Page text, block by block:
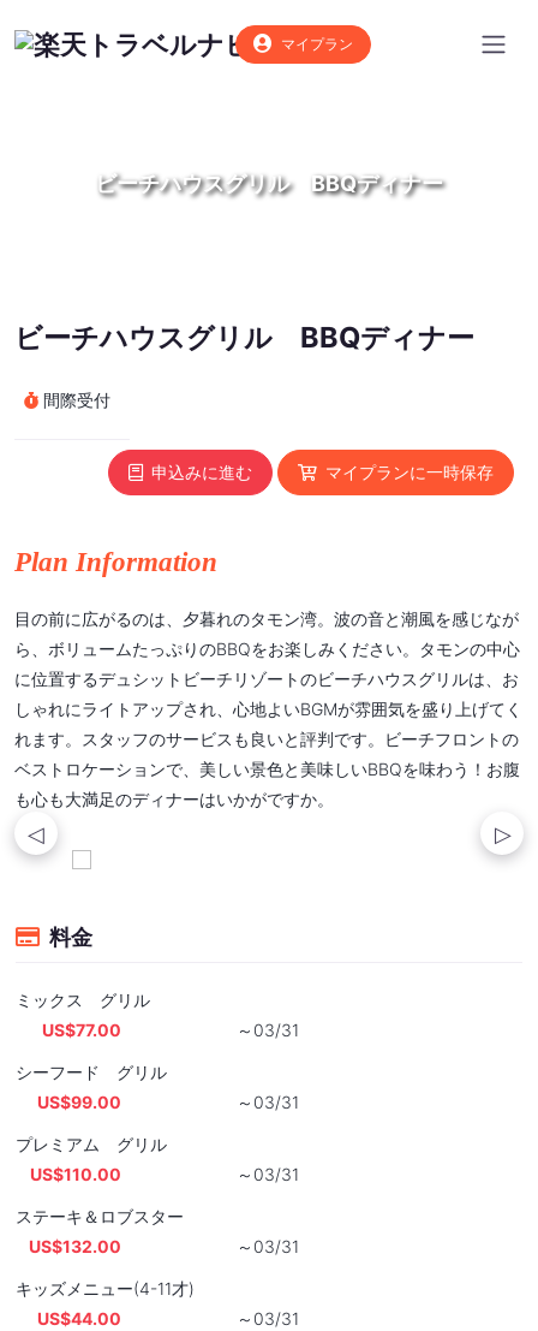
マイプラン
ビーチハウスグリル BBQディナー
ビーチハウスグリル BBQディナー
間際受付
申込みに進む マイプランに一時保存
Plan Information
目の前に広がるのは、夕暮れのタモン湾。波の音と潮風を感じなが
ら、ボリュームたっぷりのBBQをお楽しみください。タモンの中心
に位置するデュシットビーチリゾートのビーチハウスグリルは、お
しゃれにライトアップされ、心地よいBGMが雰囲気を盛り上げてく
れます。スタッフのサービスも良いと評判です。ビーチフロントの
ベストロケーションで、美しい景色と美味しいBBQを味わう！お腹
も心も大満足のディナーはいかがですか。
料金
ミックス グリル
US$77.00
～03/31
シーフード グリル
US$99.00
～03/31
プレミアム グリル
US$110.00
～03/31
ステーキ＆ロブスター
US$132.00
～03/31
キッズメニュー(4-11才)
US$44.00
～03/31